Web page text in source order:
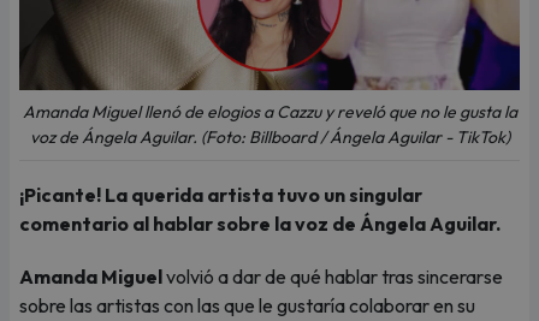
Amanda Miguel llenó de elogios a Cazzu y reveló que no le gusta la
voz de Ángela Aguilar. (Foto: Billboard / Ángela Aguilar - TikTok)
¡Picante! La querida artista tuvo un singular
comentario al hablar sobre la voz de Ángela Aguilar.
Amanda Miguelvolvió a dar de qué hablar tras sincerarse
sobre las artistas con las que le gustaría colaborar en su